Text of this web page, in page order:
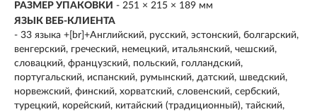
РАЗМЕР УПАКОВКИ - 251 × 215 × 189 мм
ЯЗЫК ВЕБ-КЛИЕНТА
- 33 языка +[br]+Английский, русский, эстонский, болгарский,
венгерский, греческий, немецкий, итальянский, чешский,
словацкий, французский, польский, голландский,
португальский, испанский, румынский, датский, шведский,
норвежский, финский, хорватский, словенский, сербский,
турецкий, корейский, китайский (традиционный), тайский,